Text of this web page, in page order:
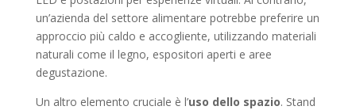
un’azienda del settore alimentare potrebbe preferire un
approccio più caldo e accogliente, utilizzando materiali
naturali come il legno, espositori aperti e aree
degustazione.
Un altro elemento cruciale è l’uso dello spazio. Stand